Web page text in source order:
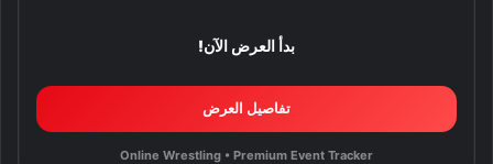
بدأ العرض الآن!
تفاصيل العرض
Online Wrestling • Premium Event Tracker